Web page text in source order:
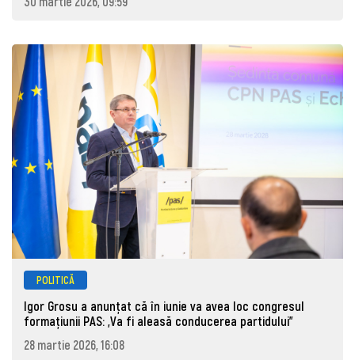
POLITICĂ
Igor Grosu a anunțat că în iunie va avea loc congresul
formațiunii PAS: „Va fi aleasă conducerea partidului”
28 martie 2026, 16:08